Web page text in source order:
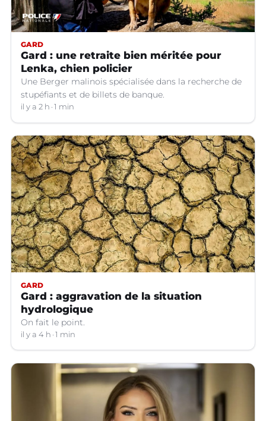
GARD
Gard : une retraite bien méritée pour
Lenka, chien policier
Une Berger malinois spécialisée dans la recherche de
stupéfiants et de billets de banque.
il y a 2 h 1 min
GARD
Gard : aggravation de la situation
hydrologique
On fait le point.
il y a 4 h 1 min